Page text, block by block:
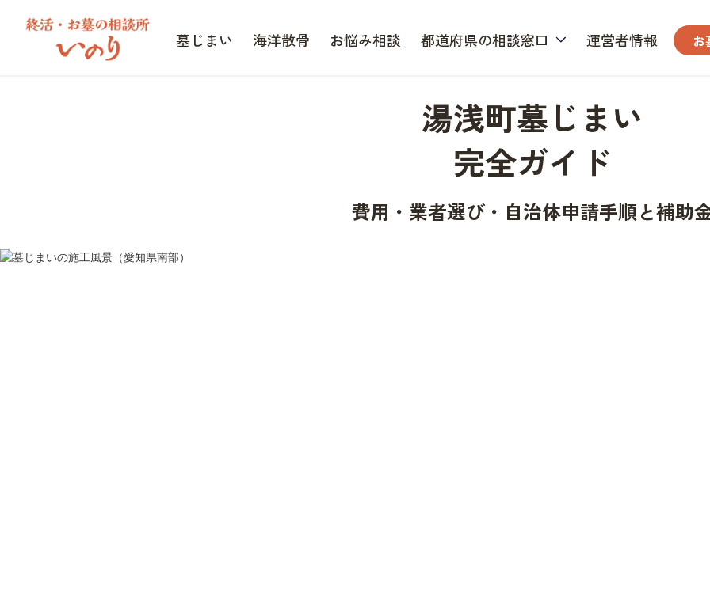
墓じまい 海洋散骨 お悩み相談 都道府県の相談窓口 運営者情報 お
湯浅町墓じまい
完全ガイド
費用・業者選び・自治体申請手順と補助